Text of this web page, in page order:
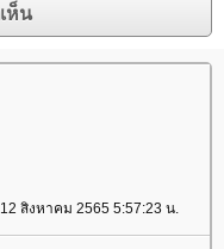
12 สิงหาคม 2565 5:57:23 น.